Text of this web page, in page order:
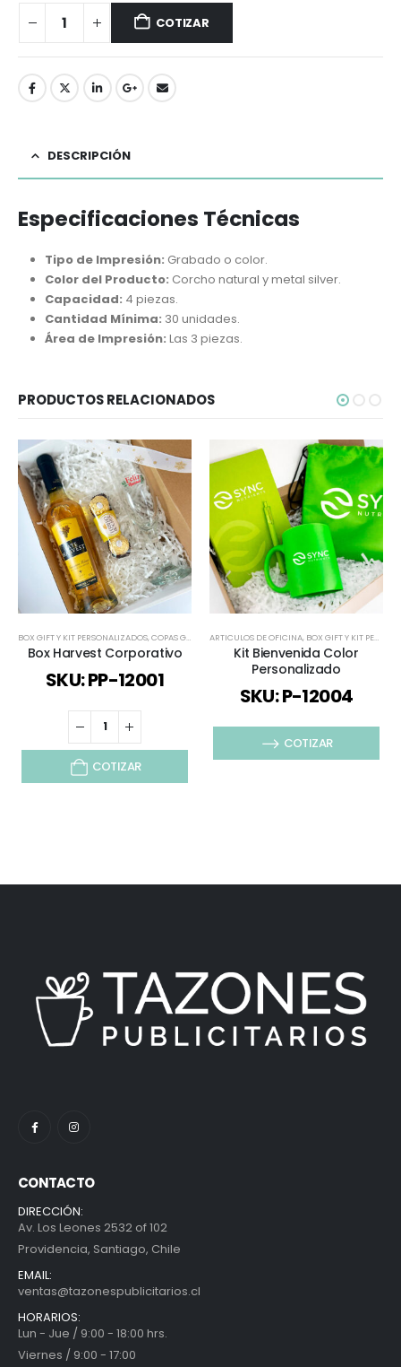
COTIZAR
DESCRIPCIÓN
Especificaciones Técnicas
Tipo de Impresión: Grabado o color.
Color del Producto: Corcho natural y metal silver.
Capacidad: 4 piezas.
Cantidad Mínima: 30 unidades.
Área de Impresión: Las 3 piezas.
PRODUCTOS RELACIONADOS
BOX GIFT Y KIT PERSONALIZADOS,COPAS GRABADAS ,COPAS Y VASOS,DÍA DE LA MADRE, FERIAS
Box Harvest Corporativo
SKU: PP-12001
COTIZAR
ARTICULOS DE OFICINA, BOX GIFT Y KIT PERSONALIZADOS
Kit Bienvenida Color
Personalizado
SKU: P-12004
COTIZAR
CONTACTO
DIRECCIÓN:
Av. Los Leones 2532 of 102
Providencia, Santiago, Chile
EMAIL:
ventas@tazonespublicitarios.cl
HORARIOS:
Lun - Jue / 9:00 - 18:00 hrs.
Viernes / 9:00 - 17:00